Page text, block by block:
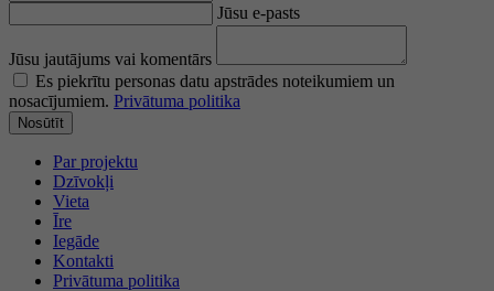
Jūsu e-pasts
Jūsu jautājums vai komentārs
Es piekrītu personas datu apstrādes noteikumiem un
nosacījumiem. Privātuma politika
Nosūtīt
Par projektu
Dzīvokļi
Vieta
Īre
Iegāde
Kontakti
Privātuma politika